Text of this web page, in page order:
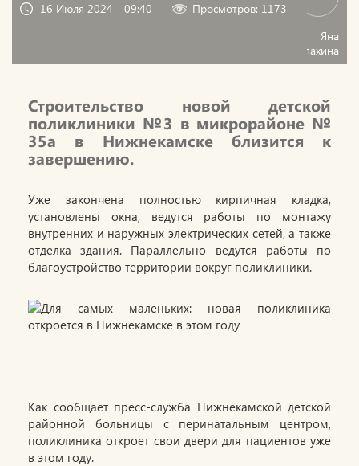
16 Июля 2024 - 09:40
Просмотров: 1173
Яна
Чупахина
Строительство новой детской
поликлиники №3 в микрорайоне №
35а в Нижнекамске близится к
завершению.
Уже закончена полностью кирпичная кладка,
установлены окна, ведутся работы по монтажу
внутренних и наружных электрических сетей, а также
отделка здания. Параллельно ведутся работы по
благоустройство территории вокруг поликлиники.
Как сообщает пресс-служба Нижнекамской детской
районной больницы с перинатальным центром,
поликлиника откроет свои двери для пациентов уже
в этом году.